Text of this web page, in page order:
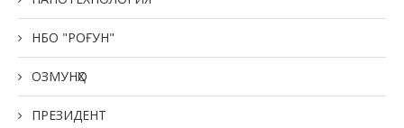
НБО "РОҒУН"
ОЗМУНҲО
ПРЕЗИДЕНТ